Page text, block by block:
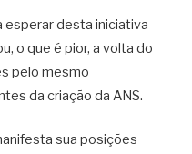
esperar desta iniciativa
o que é pior, a volta do
pelo mesmo
da criação da ANS.
sua posições